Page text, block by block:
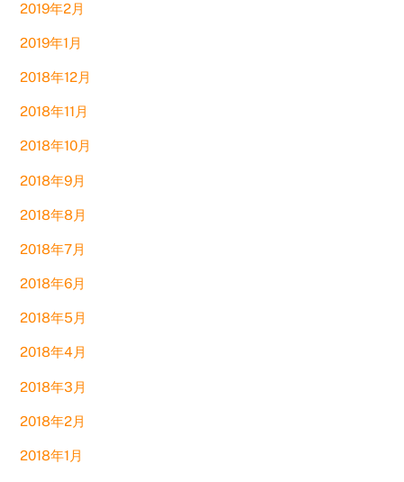
2019年2月
2019年1月
2018年12月
2018年11月
2018年10月
2018年9月
2018年8月
2018年7月
2018年6月
2018年5月
2018年4月
2018年3月
2018年2月
2018年1月